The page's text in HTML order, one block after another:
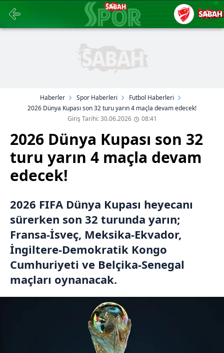
Haberler Spor Haberleri
Futbol Haberleri
2026 Dünya Kupası son 32 turu yarın 4 maçla devam edecek!
Giriş Tarihi: 30.06.2026
08:41
2026 Dünya Kupası son 32
turu yarın 4 maçla devam
edecek!
2026 FIFA Dünya Kupası heyecanı
sürerken son 32 turunda yarın;
Fransa-İsveç, Meksika-Ekvador,
İngiltere-Demokratik Kongo
Cumhuriyeti ve Belçika-Senegal
maçları oynanacak.